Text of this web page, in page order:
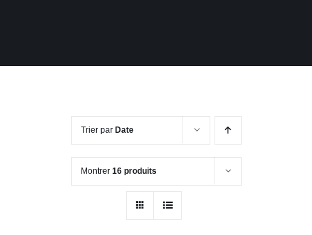
Trier par Date
Montrer 16 produits